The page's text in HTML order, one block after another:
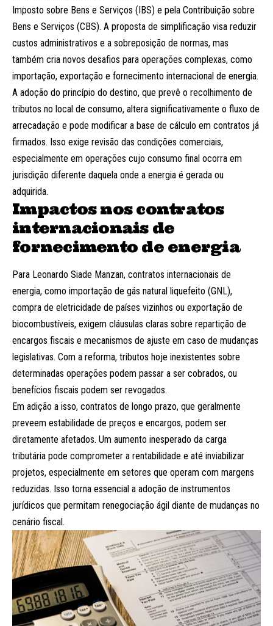
Imposto sobre Bens e Serviços (IBS) e pela Contribuição sobre
Bens e Serviços (CBS). A proposta de simplificação visa reduzir
custos administrativos e a sobreposição de normas, mas
também cria novos desafios para operações complexas, como
importação, exportação e fornecimento internacional de energia.
A adoção do princípio do destino, que prevê o recolhimento de
tributos no local de consumo, altera significativamente o fluxo de
arrecadação e pode modificar a base de cálculo em contratos já
firmados. Isso exige revisão das condições comerciais,
especialmente em operações cujo consumo final ocorra em
jurisdição diferente daquela onde a energia é gerada ou
adquirida.
Impactos nos contratos
internacionais de
fornecimento de energia
Para Leonardo Siade Manzan, contratos internacionais de
energia, como importação de gás natural liquefeito (GNL),
compra de eletricidade de países vizinhos ou exportação de
biocombustíveis, exigem cláusulas claras sobre repartição de
encargos fiscais e mecanismos de ajuste em caso de mudanças
legislativas. Com a reforma, tributos hoje inexistentes sobre
determinadas operações podem passar a ser cobrados, ou
benefícios fiscais podem ser revogados.
Em adição a isso, contratos de longo prazo, que geralmente
preveem estabilidade de preços e encargos, podem ser
diretamente afetados. Um aumento inesperado da carga
tributária pode comprometer a rentabilidade e até inviabilizar
projetos, especialmente em setores que operam com margens
reduzidas. Isso torna essencial a adoção de instrumentos
jurídicos que permitam renegociação ágil diante de mudanças no
cenário fiscal.